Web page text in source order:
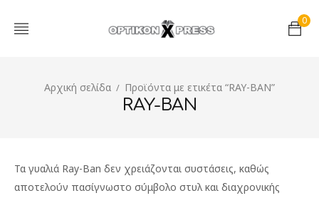
0
Αρχική σελίδα / Προϊόντα με ετικέτα “RAY-BAN”
RAY-BAN
Τα γυαλιά Ray-Ban δεν χρειάζονται συστάσεις, καθώς
αποτελούν πασίγνωστο σύμβολο στυλ και διαχρονικής